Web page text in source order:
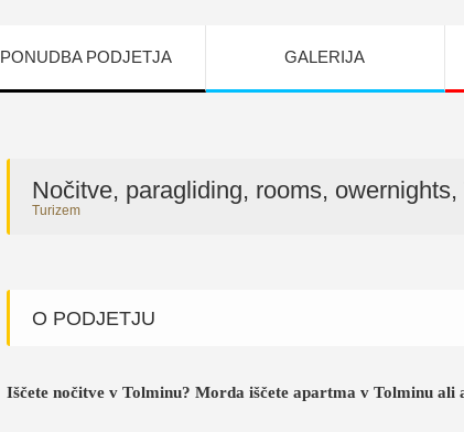
PONUDBA PODJETJA GALERIJA
Nočitve, paragliding, rooms,
Turizem
O PODJETJU
Iščete nočitve v Tolminu? Morda iščete apartma v Tolminu ali